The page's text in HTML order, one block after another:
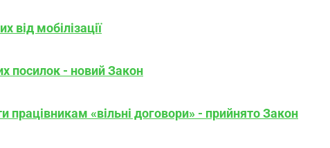
від мобілізації
посилок - новий Закон
працівникам «вільні договори» - прийнято Закон